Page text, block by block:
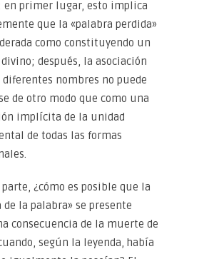
en primer lugar, esto implica
que la «palabra perdida»
como constituyendo un
después, la asociación
diferentes nombres no puede
de otro modo que como una
implícita de la unidad
de todas las formas
¿cómo es posible que la
de la palabra» se presente
consecuencia de la muerte de
según la leyenda, había